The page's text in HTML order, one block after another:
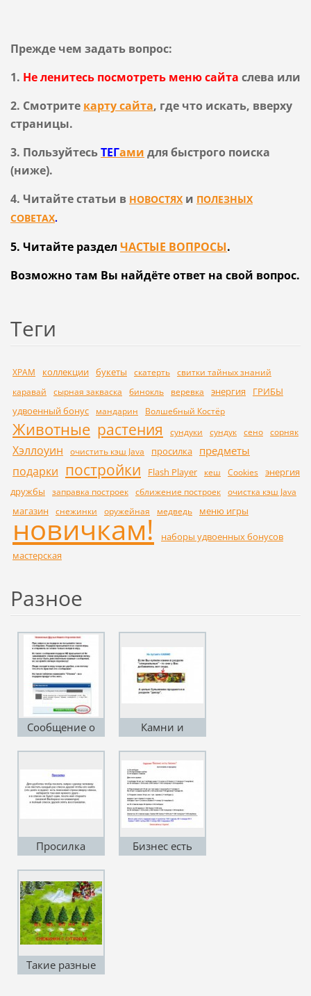
Прежде чем задать вопрос:
1. Не ленитесь посмотреть меню сайта слева или
2. Смотрите карту сайта, где что искать, вверху
страницы.
3. ПользуйтесьТЕГами для быстрого поиска
(ниже).
4. Читайте статьи в НОВОСТЯХи ПОЛЕЗНЫХ
СОВЕТАХ.
5. Читайте раздел ЧАСТЫЕ ВОПРОСЫ.
Возможно там Вы найдёте ответ на свой вопрос.
Теги
ХРАМ коллекции букеты скатерть свитки тайных знаний
каравай
сырная закваска бинокль веревка энергия
ГРИБЫ
удвоенный бонус
мандарин Волшебный Костёр
Животные растения сундуки сундук сено сорняк
Хэллоуин очистить кэш Java просилка предметы
подарки постройки Flash Player кеш Cookies энергия
дружбы
заправка построек сближение построек очистка кэш Java
магазин снежинки оружейная медведь меню игры
новичкам!
наборы удвоенных бонусов
мастерская
Разное
Сообщение о
Камни и
Просилка
Бизнес есть
Такие разные